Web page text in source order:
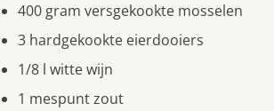
400 gram versgekookte mosselen
3 hardgekookte eierdooiers
1/8 l witte wijn
1 mespunt zout